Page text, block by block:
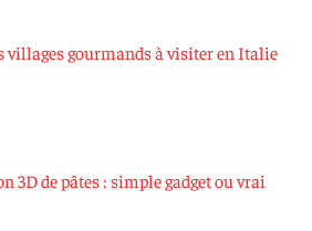
villages gourmands à visiter en Italie
3D de pâtes : simple gadget ou vrai